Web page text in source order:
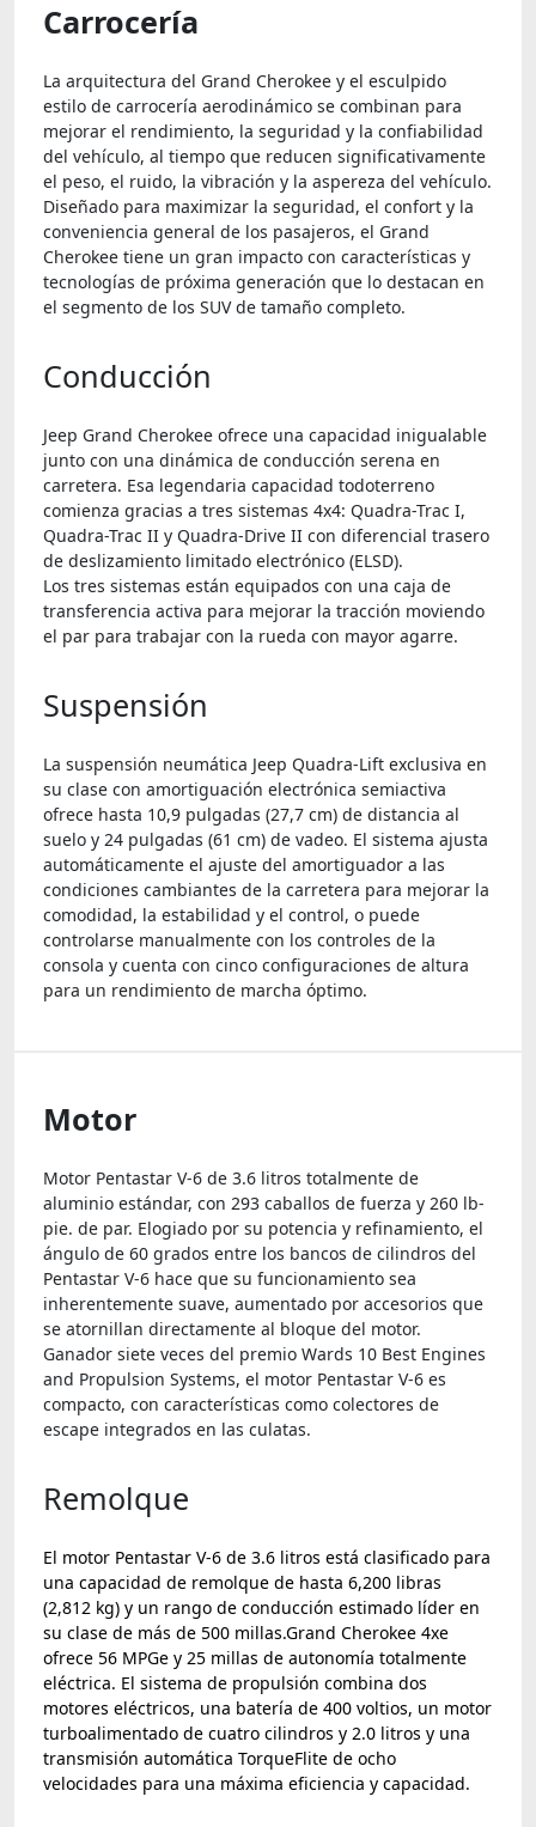
Carrocería
La arquitectura del Grand Cherokee y el esculpido
estilo de carrocería aerodinámico se combinan para
mejorar el rendimiento, la seguridad y la confiabilidad
del vehículo, al tiempo que reducen significativamente
el peso, el ruido, la vibración y la aspereza del vehículo.
Diseñado para maximizar la seguridad, el confort y la
conveniencia general de los pasajeros, el Grand
Cherokee tiene un gran impacto con características y
tecnologías de próxima generación que lo destacan en
el segmento de los SUV de tamaño completo.
Conducción
Jeep Grand Cherokee ofrece una capacidad inigualable
junto con una dinámica de conducción serena en
carretera. Esa legendaria capacidad todoterreno
comienza gracias a tres sistemas 4x4: Quadra-Trac I,
Quadra-Trac II y Quadra-Drive II con diferencial trasero
de deslizamiento limitado electrónico (ELSD).
Los tres sistemas están equipados con una caja de
transferencia activa para mejorar la tracción moviendo
el par para trabajar con la rueda con mayor agarre.
Suspensión
La suspensión neumática Jeep Quadra-Lift exclusiva en
su clase con amortiguación electrónica semiactiva
ofrece hasta 10,9 pulgadas (27,7 cm) de distancia al
suelo y 24 pulgadas (61 cm) de vadeo. El sistema ajusta
automáticamente el ajuste del amortiguador a las
condiciones cambiantes de la carretera para mejorar la
comodidad, la estabilidad y el control, o puede
controlarse manualmente con los controles de la
consola y cuenta con cinco configuraciones de altura
para un rendimiento de marcha óptimo.
Motor
Motor Pentastar V-6 de 3.6 litros totalmente de
aluminio estándar, con 293 caballos de fuerza y ​​260 lb-
pie. de par. Elogiado por su potencia y refinamiento, el
ángulo de 60 grados entre los bancos de cilindros del
Pentastar V-6 hace que su funcionamiento sea
inherentemente suave, aumentado por accesorios que
se atornillan directamente al bloque del motor.
Ganador siete veces del premio Wards 10 Best Engines
and Propulsion Systems, el motor Pentastar V-6 es
compacto, con características como colectores de
escape integrados en las culatas.
Remolque
El motor Pentastar V-6 de 3.6 litros está clasificado para
una capacidad de remolque de hasta 6,200 libras
(2,812 kg) y un rango de conducción estimado líder en
su clase de más de 500 millas.Grand Cherokee 4xe
ofrece 56 MPGe y 25 millas de autonomía totalmente
eléctrica. El sistema de propulsión combina dos
motores eléctricos, una batería de 400 voltios, un motor
turboalimentado de cuatro cilindros y 2.0 litros y una
transmisión automática TorqueFlite de ocho
velocidades para una máxima eficiencia y capacidad.